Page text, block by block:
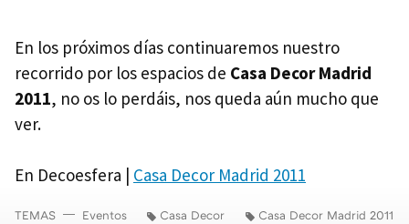
En los próximos días continuaremos nuestro
recorrido por los espacios de Casa Decor Madrid
2011, no os lo perdáis, nos queda aún mucho que
ver.
En Decoesfera | Casa Decor Madrid 2011
TEMAS Eventos Casa Decor Casa Decor Madrid 2011